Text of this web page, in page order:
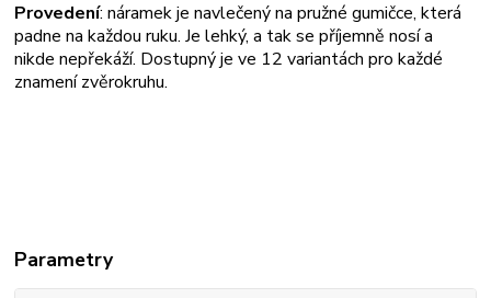
Provedení: náramek je navlečený na pružné gumičce, která
padne na každou ruku. Je lehký, a tak se příjemně nosí a
nikde nepřekáží. Dostupný je ve 12 variantách pro každé
znamení zvěrokruhu.
Parametry